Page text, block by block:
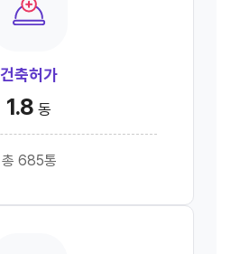
건축허가
1.8 동
총 685통